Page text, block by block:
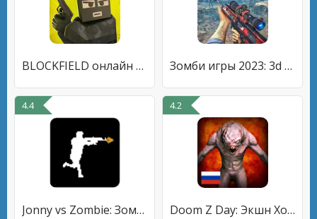
BLOCKFIELD онлайн шутер 5 на 5 Зомби игры 2023: 3d fps война
4.4
Jonny vs Zombie: Зомби шутер
4.2
Doom Z Day: Экшн Хоррор Шутер